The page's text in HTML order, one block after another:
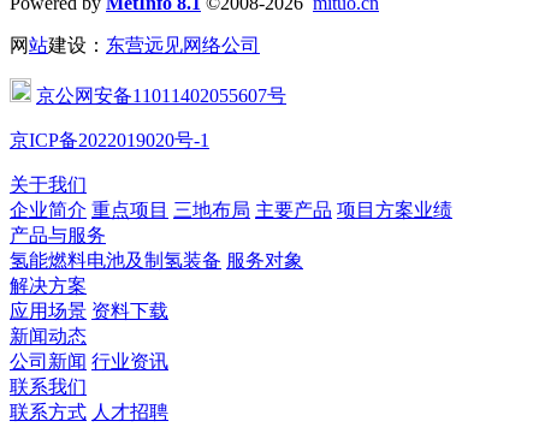
网站建设： 东营远见网络公司
京公网安备11011402055607号
京ICP备2022019020号-1
关于我们
企业简介 重点项目 三地布局 主要产品 项目方案业绩
产品与服务
氢能燃料电池及制氢装备 服务对象
解决方案
应用场景 资料下载
新闻动态
公司新闻 行业资讯
联系我们
联系方式 人才招聘